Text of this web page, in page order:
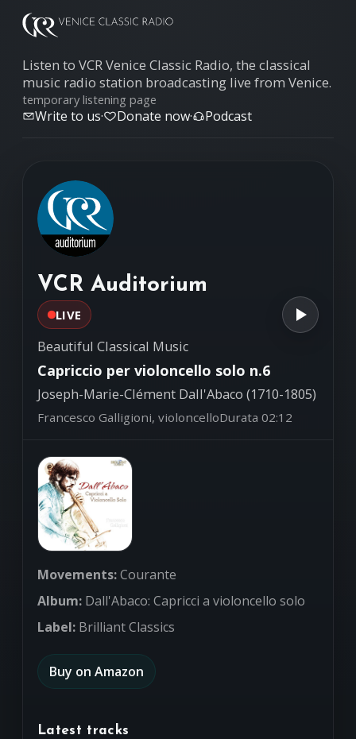
Listen to VCR Venice Classic Radio, the classical
music radio station broadcasting live from Venice.
temporary listening page
Write to us· Donate now· Podcast
VCR Auditorium
LIVE
Beautiful Classical Music
Capriccio per violoncello solo n.6
Joseph-Marie-Clément Dall'Abaco (1710-1805)
Francesco Galligioni, violoncelloDurata 02:12
Movements:Courante
Album: Dall'Abaco: Capricci a violoncello solo
Label: Brilliant Classics
Buy on Amazon
Latest tracks